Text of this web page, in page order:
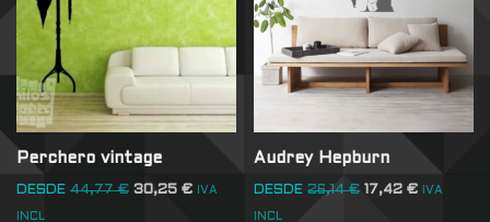
Perchero vintage
DESDE 44,77€ 30,25 € IVA
INCL
Audrey Hepburn
DESDE 26,14€ 17,42€ IVA
INCL